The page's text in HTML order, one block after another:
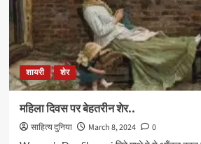
बेहतरीन
शायरी
का
संकलन…
शायरी शेर
महिला दिवस पर बेहतरीन शेर..
साहित्य दुनिया March 8, 2024
0